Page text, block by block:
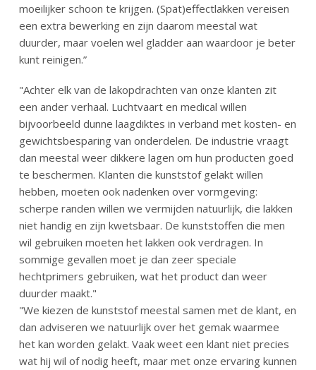
moeilijker schoon te krijgen. (Spat)effectlakken vereisen
een extra bewerking en zijn daarom meestal wat
duurder, maar voelen wel gladder aan waardoor je beter
kunt reinigen.”
"Achter elk van de lakopdrachten van onze klanten zit
een ander verhaal. Luchtvaart en medical willen
bijvoorbeeld dunne laagdiktes in verband met kosten- en
gewichtsbesparing van onderdelen. De industrie vraagt
dan meestal weer dikkere lagen om hun producten goed
te beschermen. Klanten die kunststof gelakt willen
hebben, moeten ook nadenken over vormgeving:
scherpe randen willen we vermijden natuurlijk, die lakken
niet handig en zijn kwetsbaar. De kunststoffen die men
wil gebruiken moeten het lakken ook verdragen. In
sommige gevallen moet je dan zeer speciale
hechtprimers gebruiken, wat het product dan weer
duurder maakt."
"We kiezen de kunststof meestal samen met de klant, en
dan adviseren we natuurlijk over het gemak waarmee
het kan worden gelakt. Vaak weet een klant niet precies
wat hij wil of nodig heeft, maar met onze ervaring kunnen